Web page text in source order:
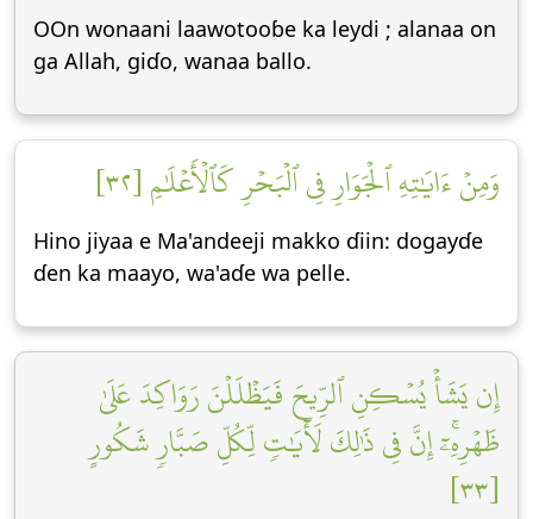
OOn wonaani laawotooɓe ka leydi ; alanaa on
ga Allah, giɗo, wanaa ballo.
وَمِنۡ ءَايَٰتِهِ ٱلۡجَوَارِ فِي ٱلۡبَحۡرِ كَٱلۡأَعۡلَٰمِ [٣٢]
Hino jiyaa e Ma'andeeji makko ɗiin: dogayɗe
ɗen ka maayo, wa'aɗe wa pelle.
إِن يَشَأۡ يُسۡكِنِ ٱلرِّيحَ فَيَظۡلَلۡنَ رَوَاكِدَ عَلَىٰ
ظَهۡرِهِۦٓۚ إِنَّ فِي ذَٰلِكَ لَأٓيَٰتٖ لِّكُلِّ صَبَّارٖ شَكُورٍ
[٣٣]